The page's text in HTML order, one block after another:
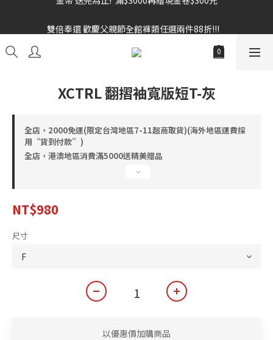
雙倍奉還 歡慶父親節全館褲類任選兩件88折!!!
XCTRL 翻摺袖寬版短T-灰
全店，2000免運(限定台灣地區7-11超商取貨)(海外地區運費採
用“貨到付款”)
全店，港澳地區消費滿5000送精美贈品
NT$980
尺寸
以優惠價加購商品